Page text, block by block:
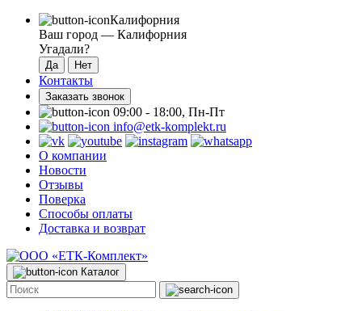
Калифорния
Ваш город — Калифорния
Угадали?
Контакты
Заказать звонок
09:00 - 18:00, Пн-Пт
info@etk-komplekt.ru
О компании
Новости
Отзывы
Поверка
Способы оплаты
Доставка и возврат
Каталог